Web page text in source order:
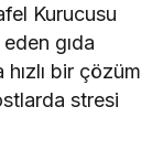
Kurucusu
gıda
bir çözüm
stresi